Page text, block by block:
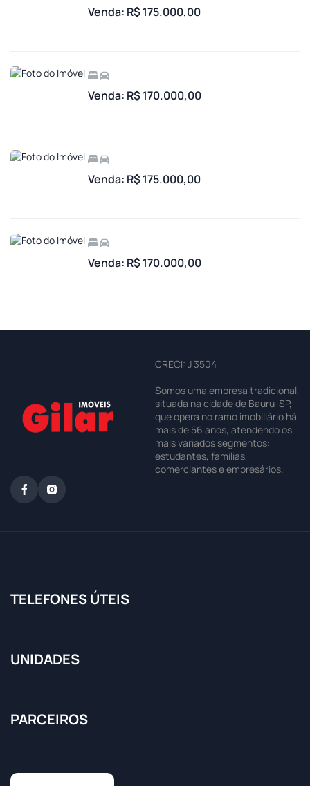
Venda: R$ 175.000,00
Venda: R$ 170.000,00
Venda: R$ 175.000,00
Venda: R$ 170.000,00
CRECI: J 3504
Somos uma empresa tradicional,
situada na cidade de Bauru-SP,
que opera no ramo imobiliário há
mais de 56 anos, atendendo os
mais variados segmentos:
estudantes, famílias,
comerciantes e empresários.
TELEFONES ÚTEIS
UNIDADES
PARCEIROS